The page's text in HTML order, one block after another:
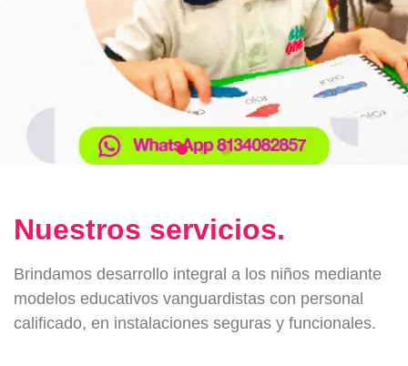
Nuestros servicios.
Brindamos desarrollo integral a los niños mediante
modelos educativos vanguardistas con personal
calificado, en instalaciones seguras y funcionales.